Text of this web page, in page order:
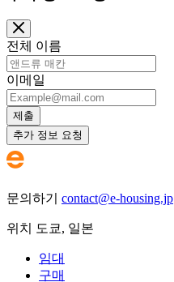
전체 이름
이메일
제출
추가 정보 요청
문의하기 contact@e-housing.jp
위치 도쿄, 일본
임대
구매